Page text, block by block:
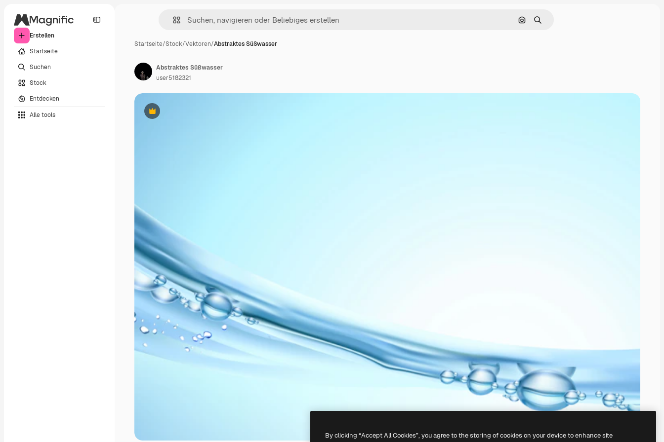
Erstellen
Startseite
Suchen
Stock
Entdecken
Alle tools
Nach Bild suchen
Suchen
Startseite/Stock/Vektoren/Abstraktes Süßwasser
Premium
Abstraktes Süßwasser
user5182321
By clicking “Accept All Cookies”, you agree to the storing of cookies on your device to enhance site